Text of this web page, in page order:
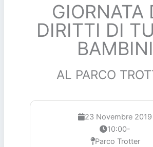
GIORNATA
DIRITTI DI
BAMBINI
AL PARCO
23 Novembre 2019
10:00-
Parco Trotter